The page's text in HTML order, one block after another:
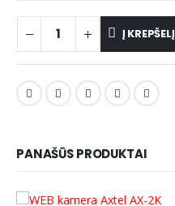
Į KREPŠELĮ
PANAŠŪS PRODUKTAI